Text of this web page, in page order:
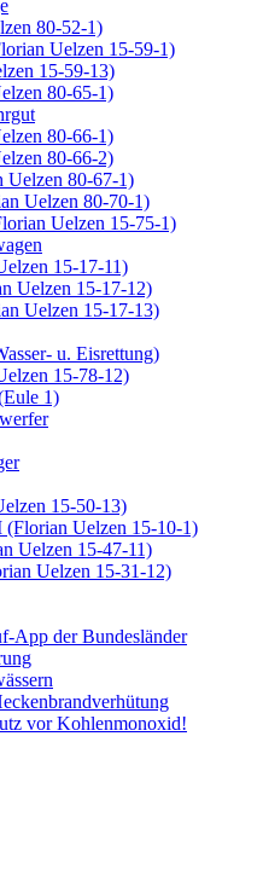
80-52-1)
Uelzen 15-59-1)
15-59-13)
80-65-1)
80-66-1)
80-66-2)
80-67-1)
Uelzen 80-70-1)
Uelzen 15-75-1)
15-17-11)
Uelzen 15-17-12)
Uelzen 15-17-13)
u. Eisrettung)
15-78-12)
1)
15-50-13)
Uelzen 15-10-1)
Uelzen 15-47-11)
Uelzen 15-31-12)
App der Bundesländer
vor Kohlenmonoxid!